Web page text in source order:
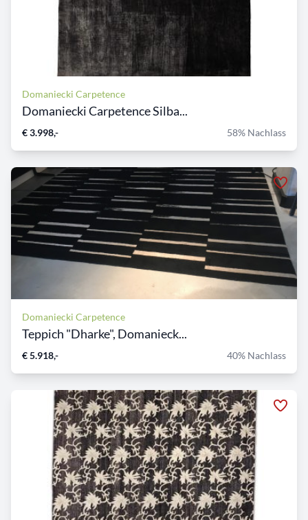
Domaniecki Carpetence
Domaniecki Carpetence Silba...
€ 3.998,- 58% Nachlass
Domaniecki Carpetence
Teppich "Dharke", Domanieck...
€ 5.918,- 40% Nachlass